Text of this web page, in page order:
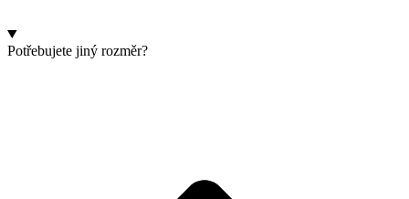
Potřebujete jiný rozměr?